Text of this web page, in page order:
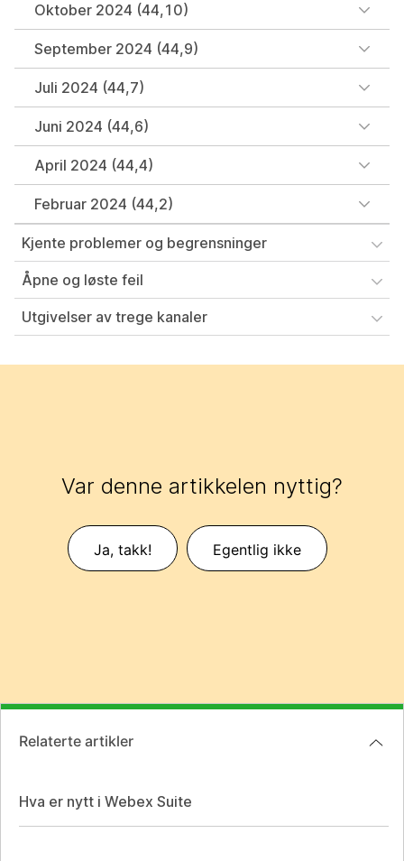
Oktober 2024 (44,10)
September 2024 (44,9)
Juli 2024 (44,7)
Juni 2024 (44,6)
April 2024 (44,4)
Februar 2024 (44,2)
Kjente problemer og begrensninger
Åpne og løste feil
Utgivelser av trege kanaler
Var denne artikkelen nyttig?
Ja, takk! Egentlig ikke
Relaterte artikler
Hva er nytt i Webex Suite